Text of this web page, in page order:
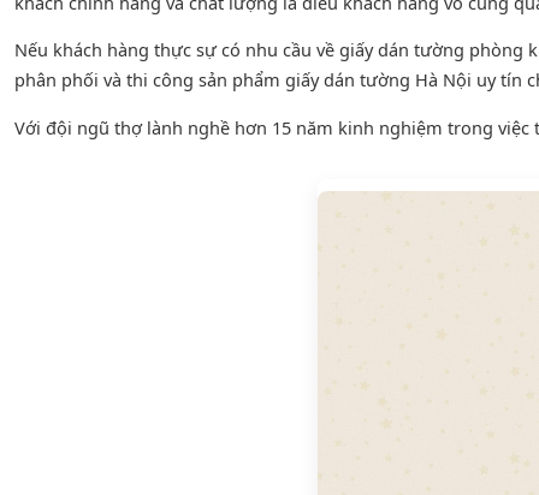
Nếu khách hàng thực sự có nhu cầu về giấy dán tường phòng
phân phối và thi công sản phẩm giấy dán tường Hà Nội uy tín
Với đội ngũ thợ lành nghề hơn 15 năm kinh nghiệm trong